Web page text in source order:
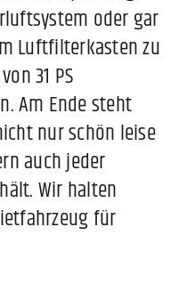
oder gar
Luftfilterkasten zu
31 PS
Am Ende steht
nur schön leise
auch jeder
Wir halten
für